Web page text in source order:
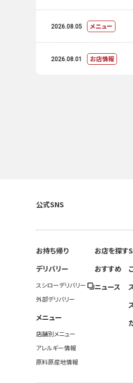
2026.08.05 メニュー
2026.08.01 お店情報
公式SNS
お持ち帰り
デリバリー
スシローデリバリー
外部デリバリー
メニュー
店舗別メニュー
アレルギー情報
原料原産地情報
お店を探す
おすすめ
ニュース